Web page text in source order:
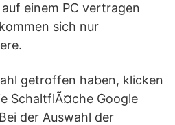
einem PC vertragen
sich nur
getroffen haben, klicken
SchaltflÃ¤che Google
der Auswahl der